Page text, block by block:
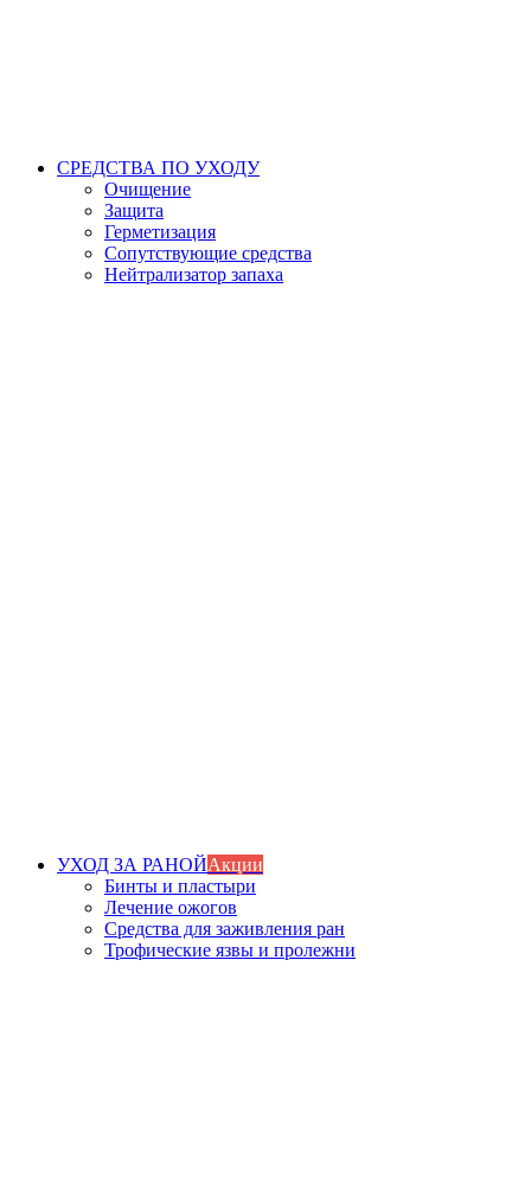
СРЕДСТВА ПО УХОДУ
Очищение
Защита
Герметизация
Сопутствующие средства
Нейтрализатор запаха
УХОД ЗА РАНОЙАкции
Бинты и пластыри
Лечение ожогов
Средства для заживления ран
Трофические язвы и пролежни